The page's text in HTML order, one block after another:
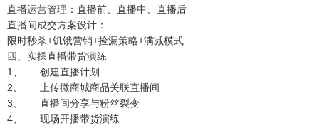
直播运营管理：直播前、直播中、直播后
直播间成交方案设计：
限时秒杀+饥饿营销+捡漏策略+满减模式
四、实操直播带货演练
1、 创建直播计划
2、 上传微商城商品关联直播间
3、 直播间分享与粉丝裂变
4、 现场开播带货演练